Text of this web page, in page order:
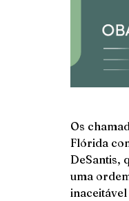
Os
Flórida
DeSantis,
uma